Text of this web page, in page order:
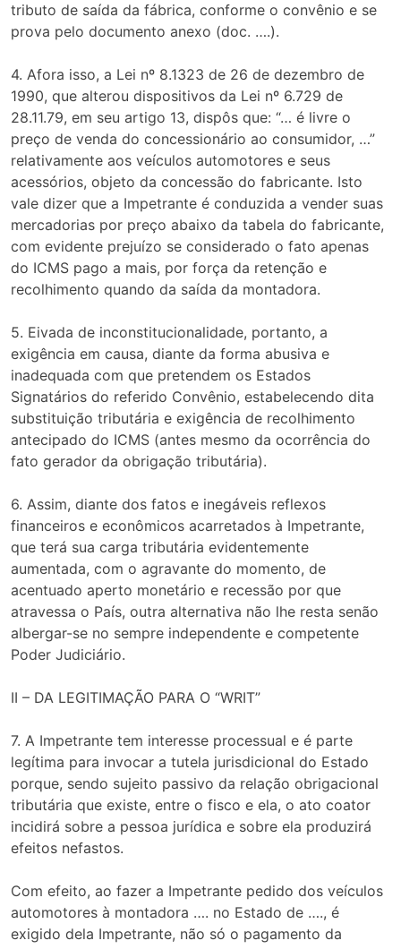
tributo de saída da fábrica, conforme o convênio e se
prova pelo documento anexo (doc. ….).
4. Afora isso, a Lei nº 8.1323 de 26 de dezembro de
1990, que alterou dispositivos da Lei nº 6.729 de
28.11.79, em seu artigo 13, dispôs que: “… é livre o
preço de venda do concessionário ao consumidor, …”
relativamente aos veículos automotores e seus
acessórios, objeto da concessão do fabricante. Isto
vale dizer que a Impetrante é conduzida a vender suas
mercadorias por preço abaixo da tabela do fabricante,
com evidente prejuízo se considerado o fato apenas
do ICMS pago a mais, por força da retenção e
recolhimento quando da saída da montadora.
5. Eivada de inconstitucionalidade, portanto, a
exigência em causa, diante da forma abusiva e
inadequada com que pretendem os Estados
Signatários do referido Convênio, estabelecendo dita
substituição tributária e exigência de recolhimento
antecipado do ICMS (antes mesmo da ocorrência do
fato gerador da obrigação tributária).
6. Assim, diante dos fatos e inegáveis reflexos
financeiros e econômicos acarretados à Impetrante,
que terá sua carga tributária evidentemente
aumentada, com o agravante do momento, de
acentuado aperto monetário e recessão por que
atravessa o País, outra alternativa não lhe resta senão
albergar-se no sempre independente e competente
Poder Judiciário.
II – DA LEGITIMAÇÃO PARA O “WRIT”
7. A Impetrante tem interesse processual e é parte
legítima para invocar a tutela jurisdicional do Estado
porque, sendo sujeito passivo da relação obrigacional
tributária que existe, entre o fisco e ela, o ato coator
incidirá sobre a pessoa jurídica e sobre ela produzirá
efeitos nefastos.
Com efeito, ao fazer a Impetrante pedido dos veículos
automotores à montadora …. no Estado de …., é
exigido dela Impetrante, não só o pagamento da